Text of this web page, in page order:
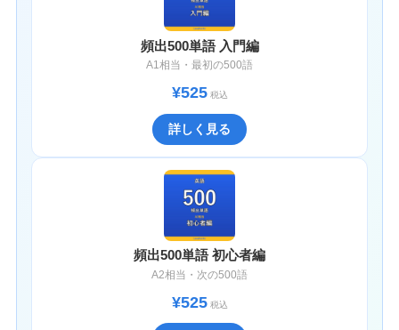
頻出500単語 入門編
A1相当・最初の500語
¥525税込
詳しく見る
頻出500単語 初心者編
A2相当・次の500語
¥525税込